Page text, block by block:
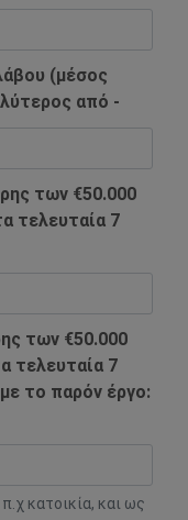
(μέσος
από -
των €50.000
τελευταία 7
των €50.000
τελευταία 7
το παρόν έργο:
κατοικία, και ως